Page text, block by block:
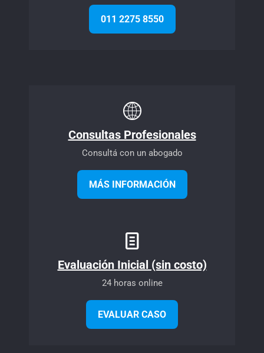
011 2275 8550
Consultas Profesionales
Consultá con un abogado
MÁS INFORMACIÓN
Evaluación Inicial (sin costo)
24 horas online
EVALUAR CASO